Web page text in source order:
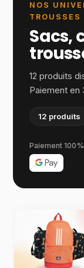
NOS
TROUSSES
Sacs,
12 produits
Paiement en
12 produits
Paiement